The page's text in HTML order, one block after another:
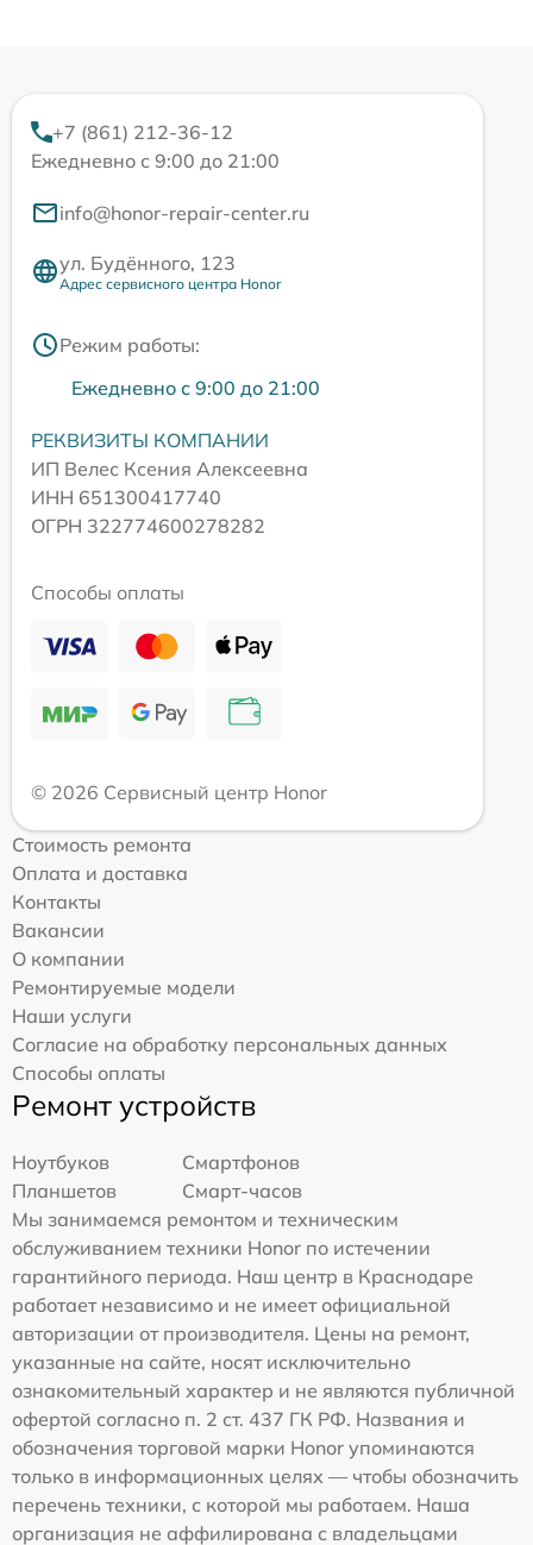
+7 (861) 212-36-12
Ежедневно с 9:00 до 21:00
info@honor-repair-center.ru
ул. Будённого, 123
Адрес сервисного центра Honor
Режим работы:
Ежедневно с 9:00 до 21:00
РЕКВИЗИТЫ КОМПАНИИ
ИП Велес Ксения Алексеевна
ИНН 651300417740
ОГРН 322774600278282
Способы оплаты
© 2026 Сервисный центр Honor
Стоимость ремонта
Оплата и доставка
Контакты
Вакансии
О компании
Ремонтируемые модели
Наши услуги
Согласие на обработку персональных данных
Способы оплаты
Ремонт устройств
Ноутбуков
Смартфонов
Планшетов
Смарт-часов
Мы занимаемся ремонтом и техническим
обслуживанием техники Honor по истечении
гарантийного периода. Наш центр в Краснодаре
работает независимо и не имеет официальной
авторизации от производителя. Цены на ремонт,
указанные на сайте, носят исключительно
ознакомительный характер и не являются публичной
офертой согласно п. 2 ст. 437 ГК РФ. Названия и
обозначения торговой марки Honor упоминаются
только в информационных целях — чтобы обозначить
перечень техники, с которой мы работаем. Наша
организация не аффилирована с владельцами